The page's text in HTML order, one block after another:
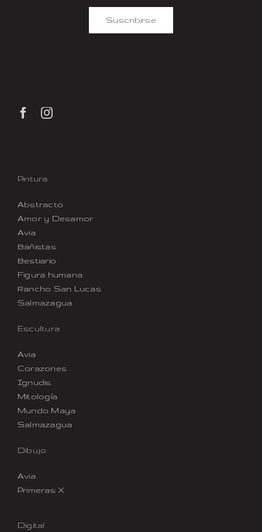
Suscribirse
Pintura
Abstracto
Amor y Desamor
Avia
Bañistas
Bestiario
Figura humana
Rancho San Lucas
Salmazagua
Escultura
Avia
Corazones
Ignudis
Mitología
Mundo Maya
Salmazagua
Dibujo
Avia
Primeras X
Digital